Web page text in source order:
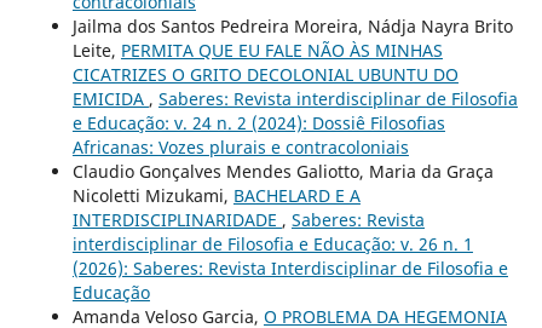
Jailma dos Santos Pedreira Moreira, Nádja Nayra Brito
Leite, PERMITA QUE EU FALE NÃO ÀS MINHAS
CICATRIZES O GRITO DECOLONIAL UBUNTU DO
EMICIDA , Saberes: Revista interdisciplinar de Filosofia
e Educação: v. 24 n. 2 (2024): Dossiê Filosofias
Africanas: Vozes plurais e contracoloniais
Claudio Gonçalves Mendes Galiotto, Maria da Graça
Nicoletti Mizukami, BACHELARD E A
INTERDISCIPLINARIDADE , Saberes: Revista
interdisciplinar de Filosofia e Educação: v. 26 n. 1
(2026): Saberes: Revista Interdisciplinar de Filosofia e
Educação
Amanda Veloso Garcia, O PROBLEMA DA HEGEMONIA